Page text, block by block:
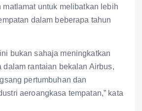
matlamat untuk melibatkan lebih
dalam beberapa tahun
bukan sahaja meningkatkan
dalam rantaian bekalan Airbus,
pertumbuhan dan
aeroangkasa tempatan,” kata